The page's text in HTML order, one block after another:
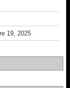
19, 2025